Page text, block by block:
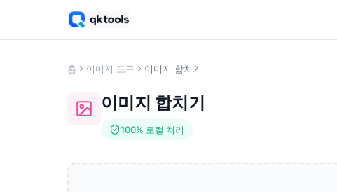
홈 이미지 도구 이미지 합치기
이미지 합치기
100% 로컬 처리